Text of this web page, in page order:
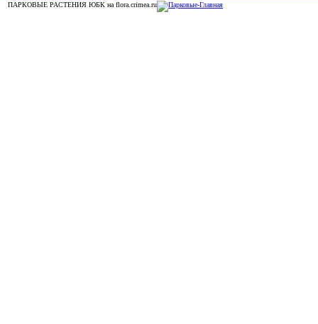
ПАРКОВЫЕ РАСТЕНИЯ ЮБК на flora.crimea.ru